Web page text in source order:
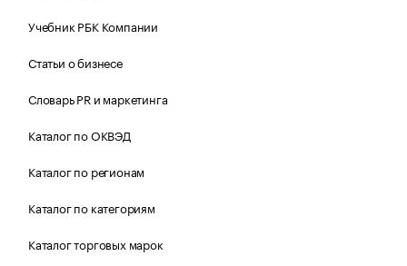
Учебник РБК Компании
Статьи о бизнесе
Словарь PR и маркетинга
Каталог по ОКВЭД
Каталог по регионам
Каталог по категориям
Каталог торговых марок